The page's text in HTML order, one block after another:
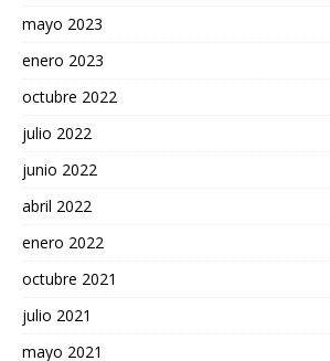
mayo 2023
enero 2023
octubre 2022
julio 2022
junio 2022
abril 2022
enero 2022
octubre 2021
julio 2021
mayo 2021